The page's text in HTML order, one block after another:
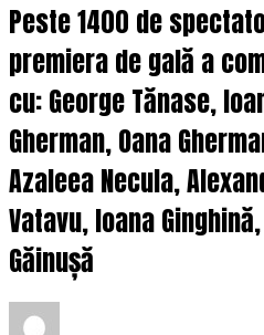
Peste 1400 de
premiera de gală a
cu: George Tănase,
Gherman, Oana
Azaleea Necula,
Vatavu, Ioana
Găinușă